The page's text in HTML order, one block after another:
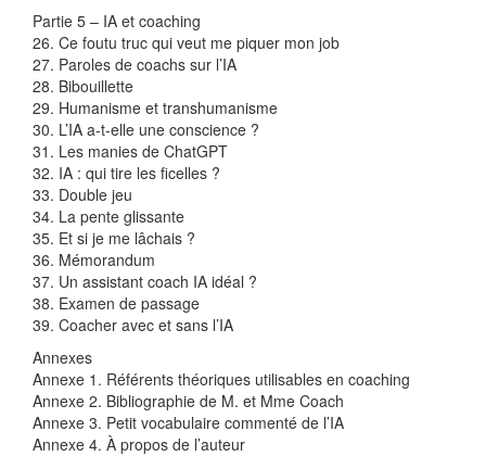
Partie 5 – IA et coaching
26. Ce foutu truc qui veut me piquer mon job
27. Paroles de coachs sur l’IA
28. Bibouillette
29. Humanisme et transhumanisme
30. L’IA a-t-elle une conscience ?
31. Les manies de ChatGPT
32. IA : qui tire les ficelles ?
33. Double jeu
34. La pente glissante
35. Et si je me lâchais ?
36. Mémorandum
37. Un assistant coach IA idéal ?
38. Examen de passage
39. Coacher avec et sans l’IA
Annexes
Annexe 1. Référents théoriques utilisables en coaching
Annexe 2. Bibliographie de M. et Mme Coach
Annexe 3. Petit vocabulaire commenté de l’IA
Annexe 4. À propos de l’auteur